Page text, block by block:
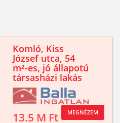
Komló, Kiss
József utca, 54
m²-es, jó állapotú
társasházi lakás
13.5 M Ft MEGNÉZEM